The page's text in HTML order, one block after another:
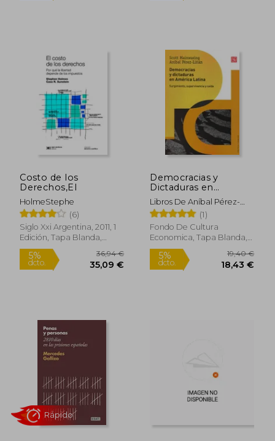
5%
dcto.
Costo de los
Derechos,El
HolmeStephe
(6)
Siglo Xxi Argentina, 2011, 1
Edición, Tapa Blanda,
Nuevo
Democracias y
Dictaduras en
América Latina.
Surgimiento,
Supervivencia y Caída
Libros De Aníbal Pérez-
Liñán
(1)
Fondo De Cultura
Economica, Tapa Blanda,
Nuevo